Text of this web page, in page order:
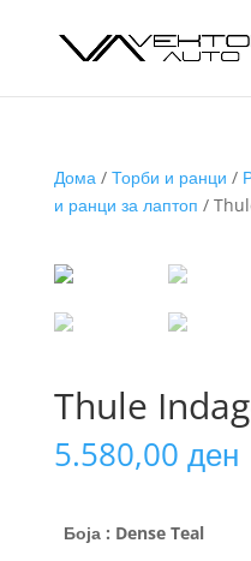
Дома/ Торби и ранци /
и ранци за лаптоп /
Thule
5.580,00 ден
Боја : Dense Teal